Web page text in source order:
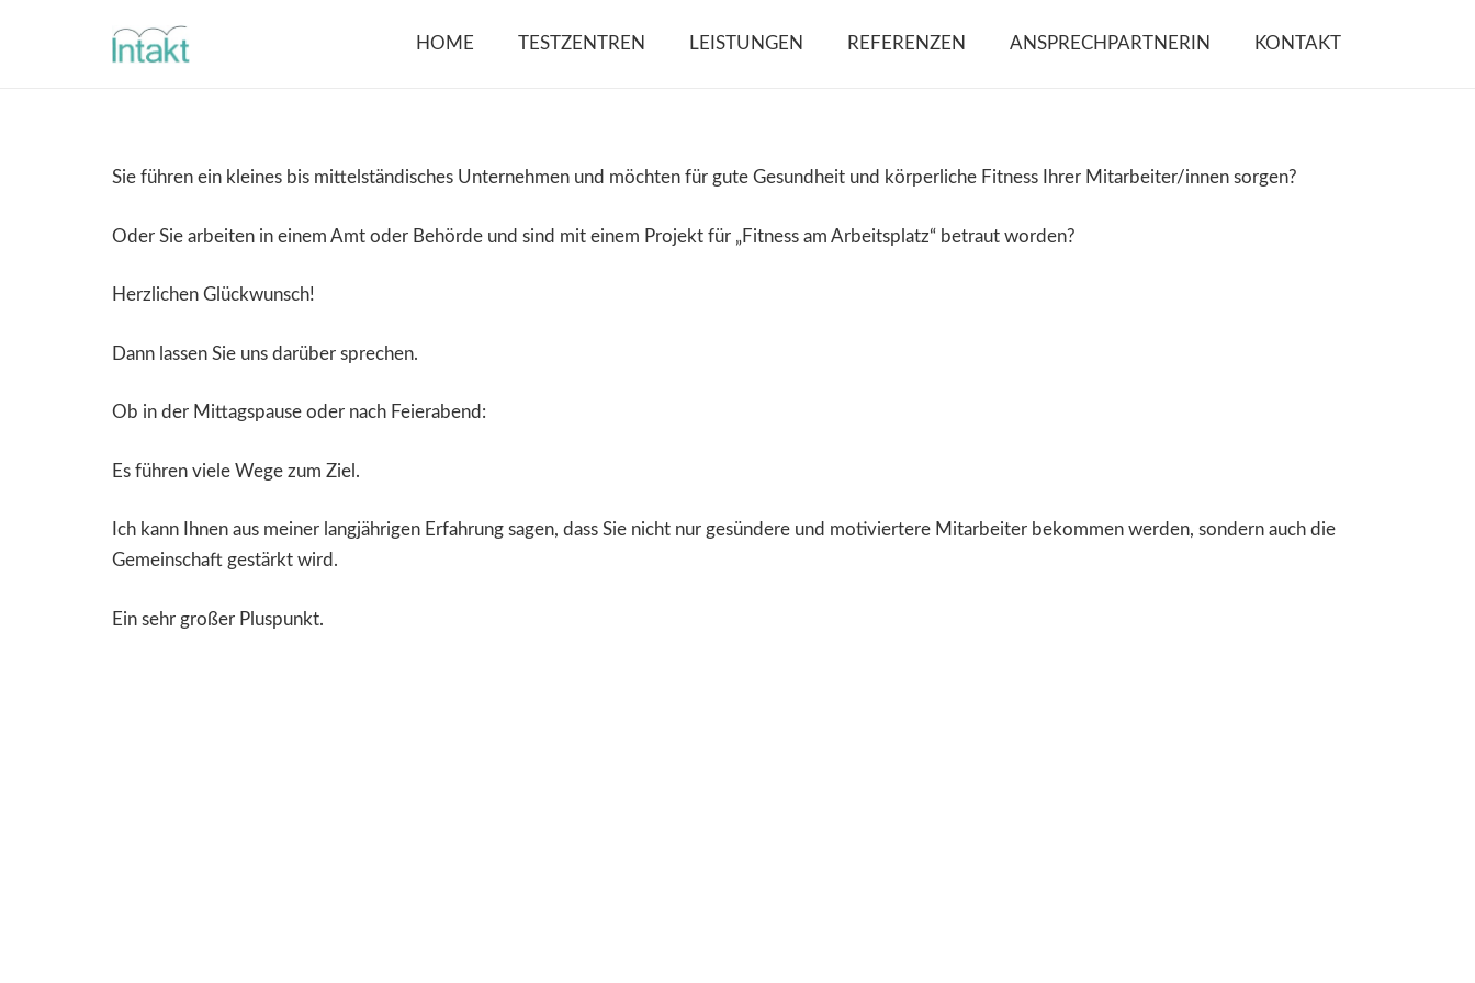
HOME TESTZENTREN LEISTUNGEN REFERENZEN ANSPRECHPARTNERIN KONTAKT
Sie führen ein kleines bis mittelständisches Unternehmen und möchten für gute Gesundheit und körperliche Fitness Ihrer Mitarbeiter/innen sorgen?
Oder Sie arbeiten in einem Amt oder Behörde und sind mit einem Projekt für „Fitness am Arbeitsplatz“ betraut worden?
Herzlichen Glückwunsch!
Dann lassen Sie uns darüber sprechen.
Ob in der Mittagspause oder nach Feierabend:
Es führen viele Wege zum Ziel.
Ich kann Ihnen aus meiner langjährigen Erfahrung sagen, dass Sie nicht nur gesündere und motiviertere Mitarbeiter bekommen werden, sondern auch die
Gemeinschaft gestärkt wird.
Ein sehr großer Pluspunkt.